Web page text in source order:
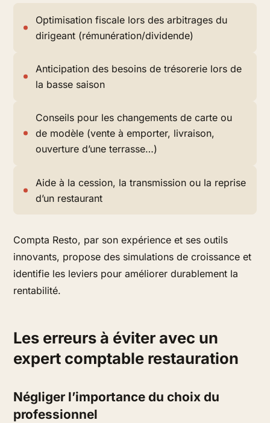
Optimisation fiscale lors des arbitrages du
dirigeant (rémunération/dividende)
Anticipation des besoins de trésorerie lors de
la basse saison
Conseils pour les changements de carte ou
de modèle (vente à emporter, livraison,
ouverture d’une terrasse…)
Aide à la cession, la transmission ou la reprise
d’un restaurant
Compta Resto, par son expérience et ses outils
innovants, propose des simulations de croissance et
identifie les leviers pour améliorer durablement la
rentabilité.
Les erreurs à éviter avec un
expert comptable restauration
Négliger l’importance du choix du
professionnel